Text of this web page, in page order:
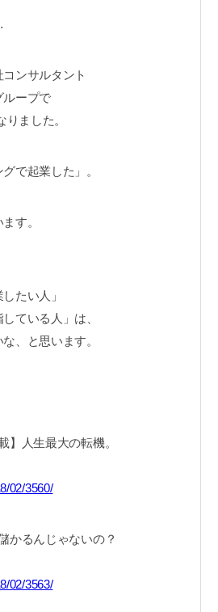
ンサルタント
ループで
ました。
で起業した」。
す。
たい人」
ている人」は、
、と思います。
】人生最大の転機。
02/3560/
かるんじゃないの？
02/3563/